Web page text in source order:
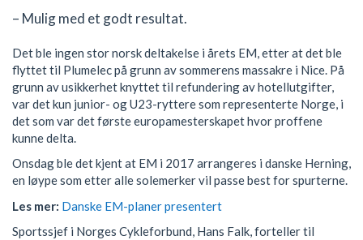
– Mulig med et godt resultat.
Det ble ingen stor norsk deltakelse i årets EM, etter at det ble
flyttet til Plumelec på grunn av sommerens massakre i Nice. På
grunn av usikkerhet knyttet til refundering av hotellutgifter,
var det kun junior- og U23-ryttere som representerte Norge, i
det som var det første europamesterskapet hvor proffene
kunne delta.
Onsdag ble det kjent at EM i 2017 arrangeres i danske Herning,
en løype som etter alle solemerker vil passe best for spurterne.
Les mer: Danske EM-planer presentert
Sportssjef i Norges Cykleforbund, Hans Falk, forteller til